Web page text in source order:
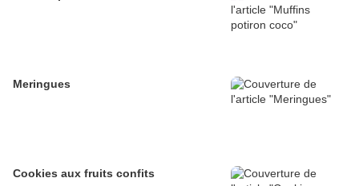
Meringues
Cookies aux fruits confits